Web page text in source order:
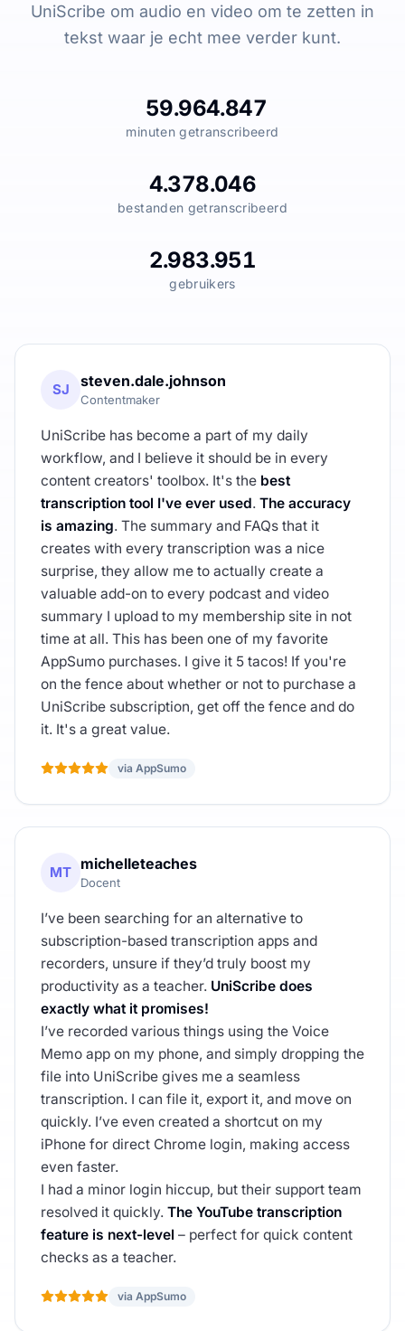
UniScribe om audio en video om te zetten in
tekst waar je echt mee verder kunt.
59.964.847
minuten getranscribeerd
4.378.046
bestanden getranscribeerd
2.983.951
gebruikers
SJ steven.dale.johnson
Contentmaker
UniScribe has become a part of my daily
workflow, and I believe it should be in every
content creators' toolbox. It's the best
transcription tool I've ever used. The accuracy
is amazing. The summary and FAQs that it
creates with every transcription was a nice
surprise, they allow me to actually create a
valuable add-on to every podcast and video
summary I upload to my membership site in not
time at all. This has been one of my favorite
AppSumo purchases. I give it 5 tacos! If you're
on the fence about whether or not to purchase a
UniScribe subscription, get off the fence and do
it. It's a great value.
via AppSumo
MT michelleteaches
Docent
I’ve been searching for an alternative to
subscription-based transcription apps and
recorders, unsure if they’d truly boost my
productivity as a teacher. UniScribe does
exactly what it promises!
I’ve recorded various things using the Voice
Memo app on my phone, and simply dropping the
file into UniScribe gives me a seamless
transcription. I can file it, export it, and move on
quickly. I’ve even created a shortcut on my
iPhone for direct Chrome login, making access
even faster.
I had a minor login hiccup, but their support team
resolved it quickly. The YouTube transcription
feature is next-level – perfect for quick content
checks as a teacher.
via AppSumo